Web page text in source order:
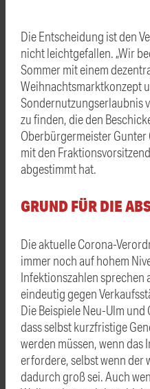
Die Entscheidung ist den
nicht leichtgefallen. „Wir
Sommer mit einem
Weihnachtsmarktkonzept
Sondernutzungserlaubnis
zu finden, die den
Oberbürgermeister
mit den
abgestimmt hat.
GRUND FÜR DIE
Die aktuelle Corona-
immer noch auf hohem
Infektionszahlen sprechen
eindeutig gegen
Die Beispiele Neu-Ulm
dass selbst kurzfristige
werden müssen, wenn das
erfordere, selbst wenn
dadurch groß sei. Auch